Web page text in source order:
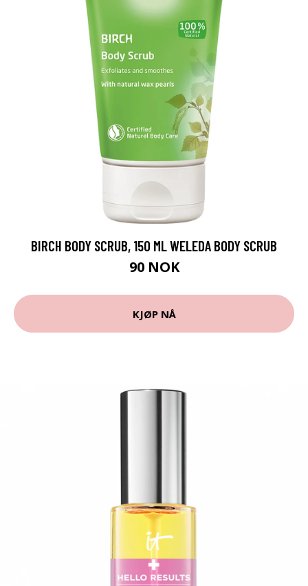
BIRCH BODY SCRUB, 150 ML WELEDA BODY SCRUB
90 NOK
KJØP NÅ